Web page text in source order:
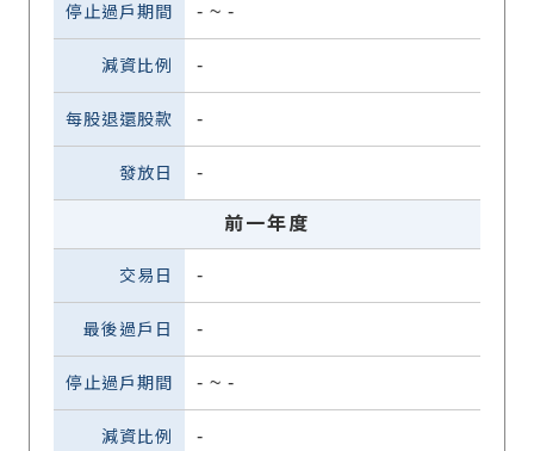
- ~ -
-
-
-
前一年度
-
-
- ~ -
-